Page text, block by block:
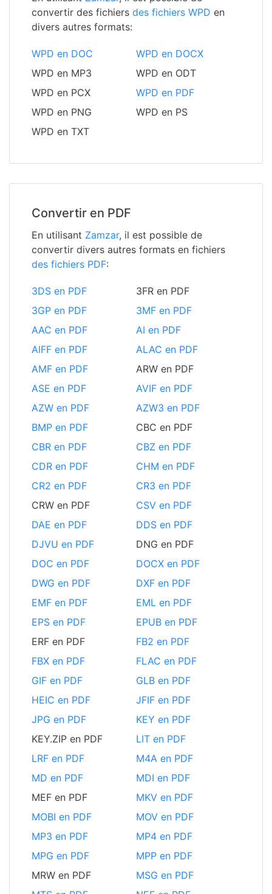
convertir des fichiers des fichiers WPD en
divers autres formats:
WPD en DOC
WPD en DOCX
WPD en MP3
WPD en ODT
WPD en PCX
WPD en PDF
WPD en PNG
WPD en PS
WPD en TXT
Convertir en PDF
En utilisant Zamzar, il est possible de
convertir divers autres formats en fichiers
des fichiers PDF:
3DS en PDF
3FR en PDF
3GP en PDF
3MF en PDF
AAC en PDF
AI en PDF
AIFF en PDF
ALAC en PDF
AMF en PDF
ARW en PDF
ASE en PDF
AVIF en PDF
AZW en PDF
AZW3 en PDF
BMP en PDF
CBC en PDF
CBR en PDF
CBZ en PDF
CDR en PDF
CHM en PDF
CR2 en PDF
CR3 en PDF
CRW en PDF
CSV en PDF
DAE en PDF
DDS en PDF
DJVU en PDF
DNG en PDF
DOC en PDF
DOCX en PDF
DWG en PDF
DXF en PDF
EMF en PDF
EML en PDF
EPS en PDF
EPUB en PDF
ERF en PDF
FB2 en PDF
FBX en PDF
FLAC en PDF
GIF en PDF
GLB en PDF
HEIC en PDF
JFIF en PDF
JPG en PDF
KEY en PDF
KEY.ZIP en PDF
LIT en PDF
LRF en PDF
M4A en PDF
MD en PDF
MDI en PDF
MEF en PDF
MKV en PDF
MOBI en PDF
MOV en PDF
MP3 en PDF
MP4 en PDF
MPG en PDF
MPP en PDF
MRW en PDF
MSG en PDF